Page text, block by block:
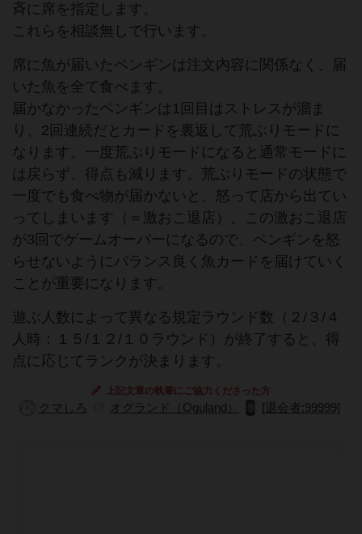
斉に席を指定します。
これらを相談無しで行います。
席に魚が届いたペンギンは注文内容に関係なく、届
いた魚を全て食べます。
届かなかったペンギンは1回目はストレスが溜ま
り、2回連続だとカードを裏返して荒ぶりモードに
なります。一度荒ぶりモードになると通常モードに
は戻らず、得点も減ります。荒ぶりモードの状態で
一度でも食べ物が届かないと、怒って店から出てい
ってしまいます（＝激おこ退店）。この激おこ退店
が3回でゲームオーバーになるので、ペンギンを怒
らせないようにバランス良く魚カードを届けていく
ことが重要になります。
遊ぶ人数によって異なる規定ラウンド数（２/３/４
人時：１５/１２/１０ラウンド）が終了すると、得
点に応じてランクが決まります。
上記文章の執筆にご協力くださった方
クマしろ オグランド（Oguland） [退会者:99999]